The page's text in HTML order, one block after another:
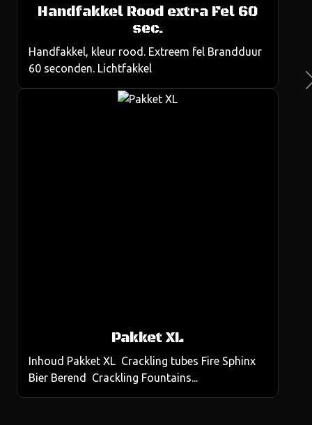
Handfakkel Rood extra Fel 60
sec.
Handfakkel, kleur rood. Extreem fel Brandduur
60 seconden. Lichtfakkel
Pakket XL
Inhoud Pakket XL Crackling tubes Fire Sphinx
Bier Berend Crackling Fountains...